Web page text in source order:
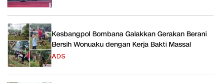
Kesbangpol Bombana Galakkan Gerakan Berani
Bersih Wonuaku dengan Kerja Bakti Massal
ADS